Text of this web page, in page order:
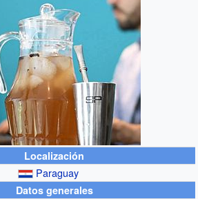
Localización
Paraguay
Datos generales